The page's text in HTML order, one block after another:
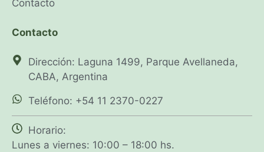
Contacto
Contacto
Dirección: Laguna 1499, Parque Avellaneda,
CABA, Argentina
Teléfono: +54 11 2370-0227
Horario:
Lunes a viernes: 10:00 – 18:00 hs.